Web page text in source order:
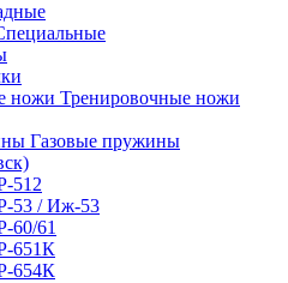
Тренировочные ножи
Газовые пружины
512
53 / Иж-53
60/61
651К
654К